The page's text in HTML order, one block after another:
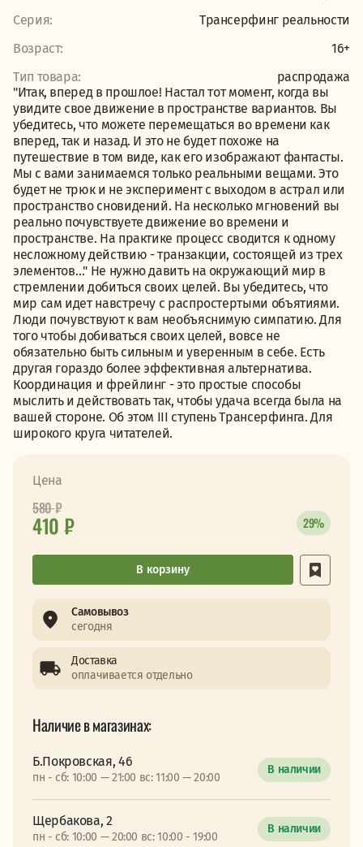
Серия:
Трансерфинг реальности
Возраст:
16+
Тип товара:
распродажа
"Итак, вперед в прошлое! Настал тот момент, когда вы
увидите свое движение в пространстве вариантов. Вы
убедитесь, что можете перемещаться во времени как
вперед, так и назад. И это не будет похоже на
путешествие в том виде, как его изображают фантасты.
Мы с вами занимаемся только реальными вещами. Это
будет не трюк и не эксперимент с выходом в астрал или
пространство сновидений. На несколько мгновений вы
реально почувствуете движение во времени и
пространстве. На практике процесс сводится к одному
несложному действию - транзакции, состоящей из трех
элементов…" Не нужно давить на окружающий мир в
стремлении добиться своих целей. Вы убедитесь, что
мир сам идет навстречу с распростертыми объятиями.
Люди почувствуют к вам необъяснимую симпатию. Для
того чтобы добиваться своих целей, вовсе не
обязательно быть сильным и уверенным в себе. Есть
другая гораздо более эффективная альтернатива.
Координация и фрейлинг - это простые способы
мыслить и действовать так, чтобы удача всегда была на
вашей стороне. Об этом III ступень Трансерфинга. Для
широкого круга читателей.
Цена
410 ₽
580₽
29%
В корзину
Самовывоз
сегодня
Доставка
оплачивается отдельно
Наличие в магазинах:
Б.Покровская, 46
пн - сб: 10:00 — 21:00 вс: 11:00 — 20:00
В наличии
Щербакова, 2
пн - сб: 10:00 — 20:00 вс: 10:00 - 19:00
В наличии